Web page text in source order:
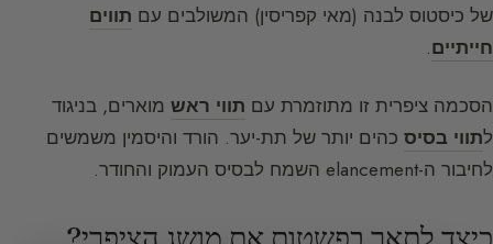
של כיסטוס לבנה (מאי קפריסין) המשולבים עם תווים
חייתיים.
הסכמה ציפרית זו מתוזמרת עם תווי ראש מוארים, בניגוד
לתווי בסיס כהים יותר של תת-יער. הורד והיסמין משמשים
לחיבור ה-elancement השמח לבסיס העמוק והחודר.